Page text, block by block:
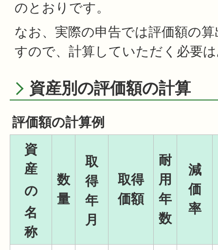
のとおりです。
なお、実際の申告では評価額の
すので、計算していただく必要
資産別の評価額の計算
評価額の計算例
資
産
の
名
称
数
量
取
得
年
月
取得
価額
耐
用
年
数
減
価
率